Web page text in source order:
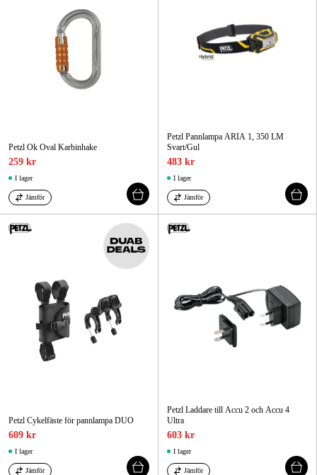
Petzl Ok Oval Karbinhake
259 kr
I lager
Jämför
Petzl Pannlampa ARIA 1, 350 LM
Svart/Gul
483 kr
I lager
Jämför
Petzl Cykelfäste för pannlampa DUO
609 kr
I lager
Jämför
Petzl Laddare till Accu 2 och Accu 4
Ultra
603 kr
I lager
Jämför